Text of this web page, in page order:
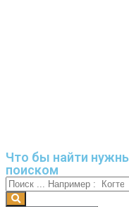
Что бы найти
поиском